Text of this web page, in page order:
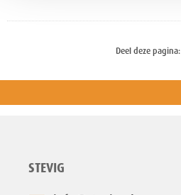
Deel deze pagina:
STEVIG